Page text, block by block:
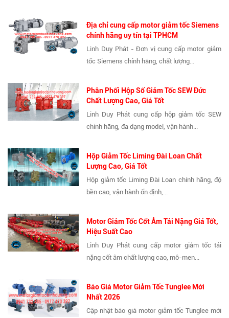
Địa chỉ cung cấp motor giảm tốc Siemens
chính hãng uy tín tại TPHCM
Linh Duy Phát - Đơn vị cung cấp motor giảm
tốc Siemens chính hãng, chất lượng...
Phân Phối Hộp Số Giảm Tốc SEW Đức
Chất Lượng Cao, Giá Tốt
Linh Duy Phát cung cấp hộp giảm tốc SEW
chính hãng, đa dạng model, vận hành...
Hộp Giảm Tốc Liming Đài Loan Chất
Lượng Cao, Giá Tốt
Hộp giảm tốc Liming Đài Loan chính hãng, độ
bền cao, vận hành ổn định,...
Motor Giảm Tốc Cốt Âm Tải Nặng Giá Tốt,
Hiệu Suất Cao
Linh Duy Phát cung cấp motor giảm tốc tải
nặng cốt âm chất lượng cao, mô-men...
Báo Giá Motor Giảm Tốc Tunglee Mới
Nhất 2026
Cập nhật báo giá motor giảm tốc Tunglee mới